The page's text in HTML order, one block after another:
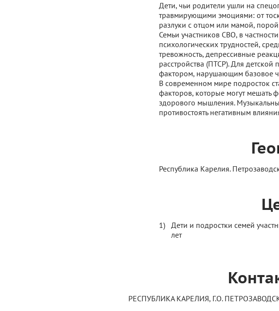
Дети, чьи родители ушли на
травмирующими эмоциями: от
разлуки с отцом или мамой,
Семьи участников СВО, в
психологических трудностей,
тревожность, депрессивные
расстройства (ПТСР). Для детской
фактором, нарушающим базовое
В современном мире подросток
факторов, которые могут
здорового мышления.
противостоять негативным
Республика Карелия.
Дети и подростки семей
лет
РЕСПУБЛИКА КАРЕЛИЯ, Г.О.